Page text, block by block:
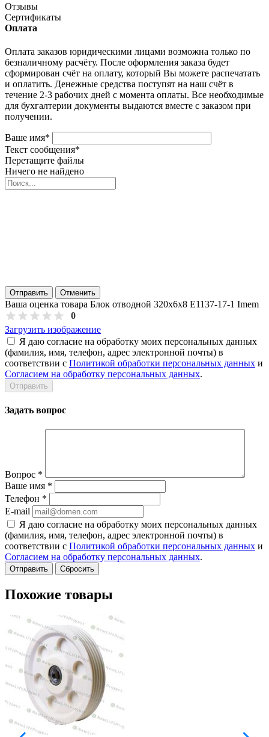
Отзывы
Сертификаты
Оплата
Оплата заказов юридическими лицами возможна только по
безналичному расчёту. После оформления заказа будет
сформирован счёт на оплату, который Вы можете распечатать
и оплатить. Денежные средства поступят на наш счёт в
течение 2-3 рабочих дней с момента оплаты. Все необходимые
для бухгалтерии документы выдаются вместе с заказом при
получении.
Ваше имя*
Текст сообщения*
Перетащите файлы
Ничего не найдено
Отправить Отменить
Ваша оценка товара Блок отводной 320х6х8 E1137-17-1 Imem
0
Загрузить изображение
Я даю согласие на обработку моих персональных данных
(фамилия, имя, телефон, адрес электронной почты) в
соответствии с Политикой обработки персональных данных и
Согласием на обработку персональных данных.
Задать вопрос
Вопрос *
Ваше имя *
Телефон *
E-mail
Я даю согласие на обработку моих персональных данных
(фамилия, имя, телефон, адрес электронной почты) в
соответствии с Политикой обработки персональных данных и
Согласием на обработку персональных данных.
Сбросить
Похожие товары